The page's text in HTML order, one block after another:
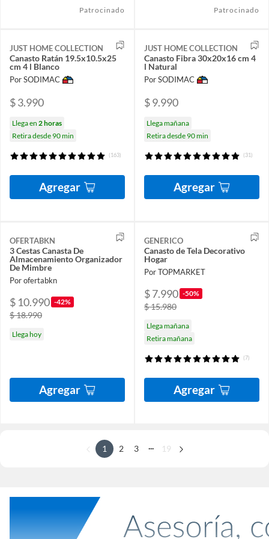
Patrocinado Patrocinado
JUST HOME COLLECTION
Canasto Ratán 19.5x10.5x25
cm 4 l Blanco
Por SODIMAC
$ 3.990
Llega en 2 horas
Retira desde 90 min
(163)
Agregar
JUST HOME COLLECTION
Canasto Fibra 30x20x16 cm 4
l Natural
Por SODIMAC
$ 9.990
Llega mañana
Retira desde 90 min
(31)
Agregar
OFERTABKN
3 Cestas Canasta De
Almacenamiento Organizador
De Mimbre
Por ofertabkn
$ 10.990 -42%
$ 18.990
Llega hoy
Agregar
GENERICO
Canasto de Tela Decorativo
Hogar
Por TOPMARKET
$ 7.990 -50%
$ 15.980
Llega mañana
Retira mañana
(7)
Agregar
1 2 3 ... 19